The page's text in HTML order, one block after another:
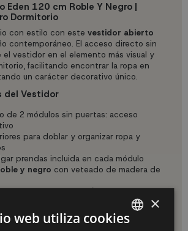
Eden 120 cm Roble Y Negro |
Dormitorio
con estilo con estevestidor abierto
contemporáneo. El acceso directo sin
vestidor en el elemento más visual y
facilitando encontrar la ropa en
un carácter decorativo único.
del Vestidor
de 2 módulos sin puertas: acceso
para doblar y organizar ropa y
prendas incluida en cada módulo
y negro con veteado de madera de
120 x 35 x 145 cm(Ancho x Fondo x
melamina de alta calidad, resistente y
×
web utiliza cookies